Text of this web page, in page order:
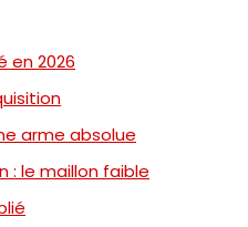
en 2026
arme absolue
: le maillon faible